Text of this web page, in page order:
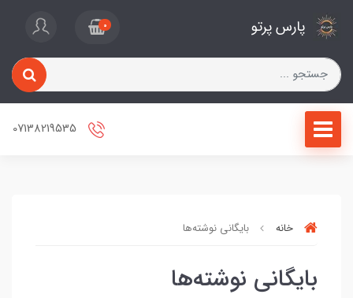
پارس پرتو 0
خانه بایگانی نوشته‌ها
بایگانی نوشته‌ها